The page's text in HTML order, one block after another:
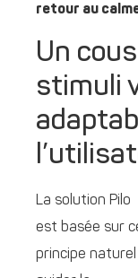
retour au
Un
stimuli
La solution Pilo
est basée sur
principe naturel